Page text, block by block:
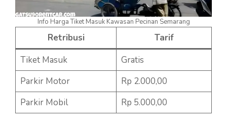
Info Harga Tiket Masuk Kawasan Pecinan Semarang
Retribusi
Tarif
Tiket Masuk
Gratis
Parkir Motor
Rp 2.000,00
Parkir Mobil
Rp 5.000,00